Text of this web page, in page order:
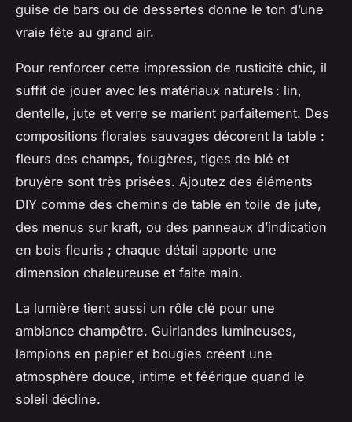
guise de bars ou de dessertes donne le ton d’une
vraie fête au grand air.
Pour renforcer cette impression de rusticité chic, il
suffit de jouer avec les matériaux naturels : lin,
dentelle, jute et verre se marient parfaitement. Des
compositions florales sauvages décorent la table :
fleurs des champs, fougères, tiges de blé et
bruyère sont très prisées. Ajoutez des éléments
DIY comme des chemins de table en toile de jute,
des menus sur kraft, ou des panneaux d’indication
en bois fleuris ; chaque détail apporte une
dimension chaleureuse et faite main.
La lumière tient aussi un rôle clé pour une
ambiance champêtre. Guirlandes lumineuses,
lampions en papier et bougies créent une
atmosphère douce, intime et féérique quand le
soleil décline.